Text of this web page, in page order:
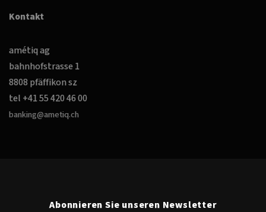
Kontakt
amétiq ag
bahnhofstrasse 1
8808 pfäffikon sz
tel +41 55 420 46 00
banking@ametiq.ch
Abonnieren Sie unseren Newsletter